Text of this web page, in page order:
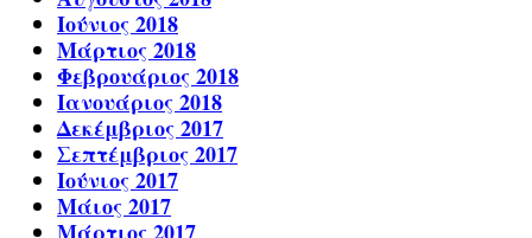
Ιούνιος 2018
Μάρτιος 2018
Φεβρουάριος 2018
Ιανουάριος 2018
Δεκέμβριος 2017
Σεπτέμβριος 2017
Ιούνιος 2017
Μάιος 2017